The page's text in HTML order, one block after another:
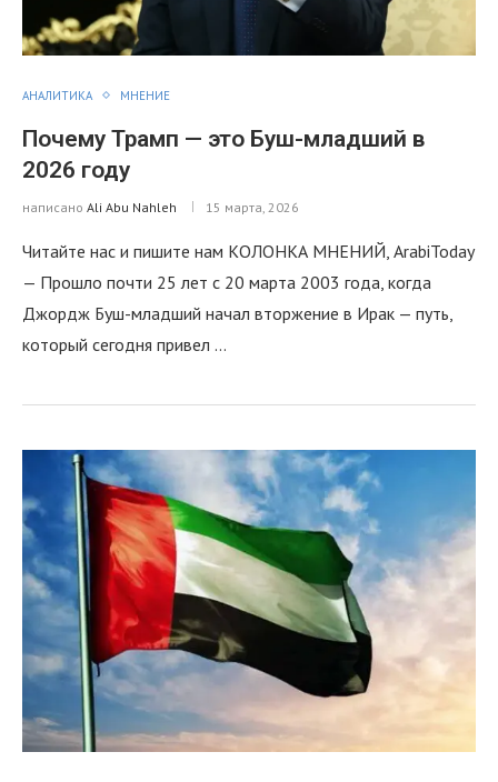
АНАЛИТИКА МНЕНИЕ
Почему Трамп — это Буш-младший в
2026 году
написано Ali Abu Nahleh 15 марта, 2026
Читайте нас и пишите нам КОЛОНКА МНЕНИЙ, ArabiToday
— Прошло почти 25 лет с 20 марта 2003 года, когда
Джордж Буш-младший начал вторжение в Ирак — путь,
который сегодня привел …